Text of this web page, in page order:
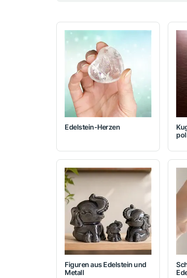
Edelstein-Herzen
Figuren aus Edelstein und
Metall